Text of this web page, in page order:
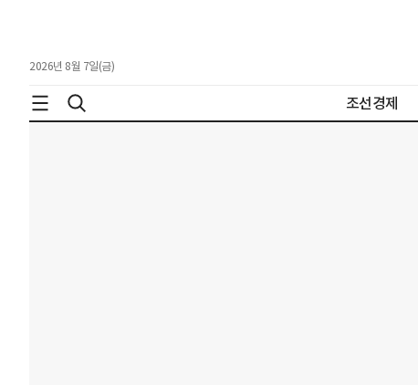
2026년 8월 7일(금)
조선경제